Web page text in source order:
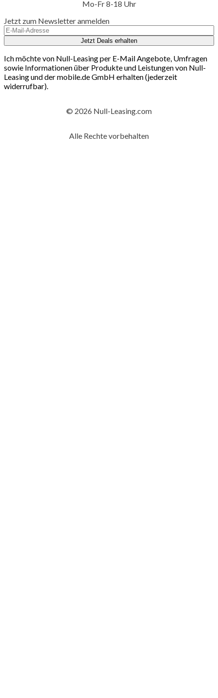
Mo-Fr 8-18 Uhr
Jetzt zum Newsletter anmelden
Jetzt Deals erhalten
Ich möchte von Null-Leasing per E-Mail Angebote, Umfragen
sowie Informationen über Produkte und Leistungen von Null-
Leasing und der mobile.de GmbH erhalten (jederzeit
widerrufbar).
© 2026 Null-Leasing.com
Alle Rechte vorbehalten